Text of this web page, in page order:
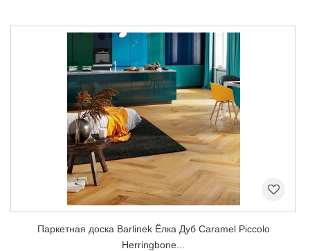
Паркетная доска Barlinek Ёлка Дуб Caramel Piccolo
Herringbone...